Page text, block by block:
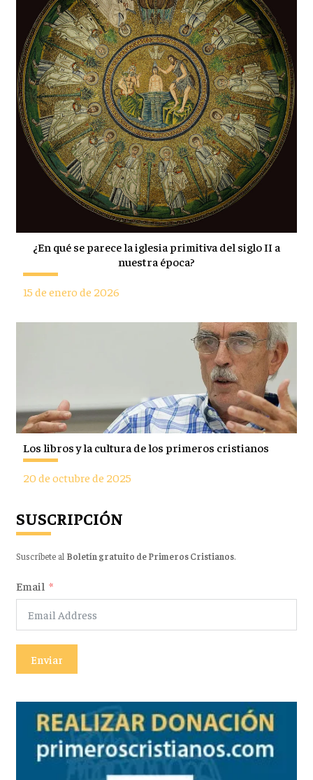
¿En qué se parece la iglesia primitiva del siglo II a
nuestra época?
15 de enero de 2026
Los libros y la cultura de los primeros cristianos
20 de octubre de 2025
SUSCRIPCIÓN
Suscríbete al Boletín gratuito de Primeros Cristianos.
Email
Enviar